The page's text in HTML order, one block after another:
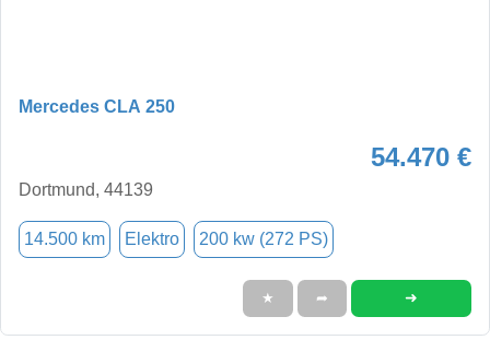
Mercedes CLA 250
54.470 €
Dortmund, 44139
14.500 km Elektro 200 kw (272 PS)
★ ➦ ➜